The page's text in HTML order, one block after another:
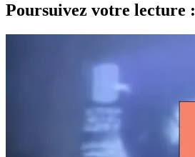
Poursuivez votre lecture :